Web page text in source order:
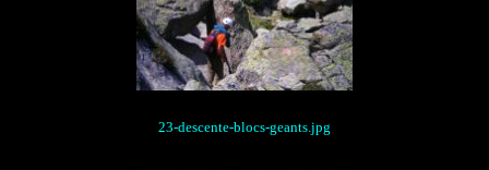
23-descente-blocs-geants.jpg